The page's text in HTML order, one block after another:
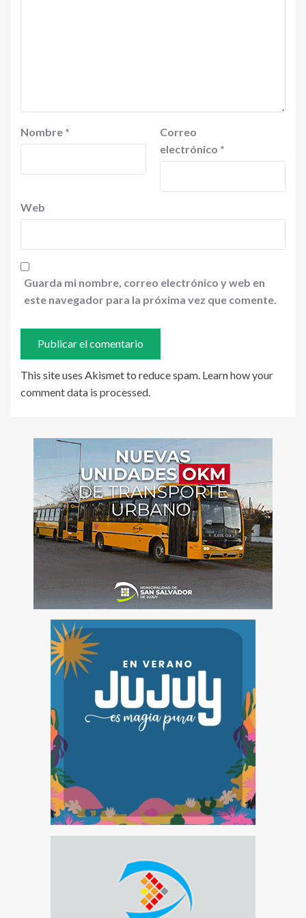
Nombre *
Correo
electrónico *
Web
Guarda mi nombre, correo electrónico y web en
este navegador para la próxima vez que comente.
This site uses Akismet to reduce spam. Learn how your
comment data is processed.